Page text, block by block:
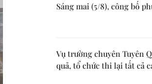
Sáng mai (5/8), công bố
Vụ trường chuyên Tuyên
quả, tổ chức thi lại tất cả